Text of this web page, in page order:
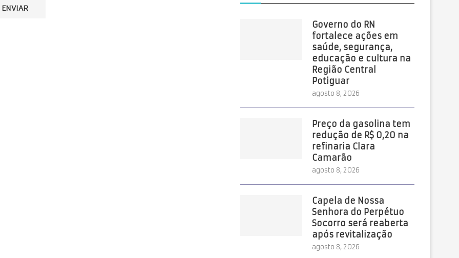
Governo do RN
fortalece ações em
saúde, segurança,
educação e cultura na
Região Central
Potiguar
agosto 8, 2026
Preço da gasolina tem
redução de R$ 0,20 na
refinaria Clara
Camarão
agosto 8, 2026
Capela de Nossa
Senhora do Perpétuo
Socorro será reaberta
após revitalização
agosto 8, 2026